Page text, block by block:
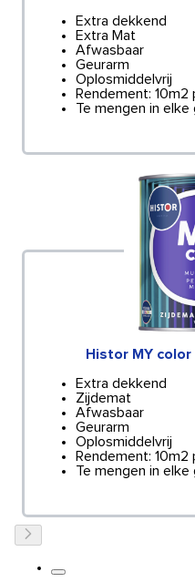
Extra dekkend
Extra Mat
Afwasbaar
Geurarm
Oplosmiddelvrij
Rendement: 10m2
Te mengen in
Histor MY
Extra dekkend
Zijdemat
Afwasbaar
Geurarm
Oplosmiddelvrij
Rendement: 10m2
Te mengen in